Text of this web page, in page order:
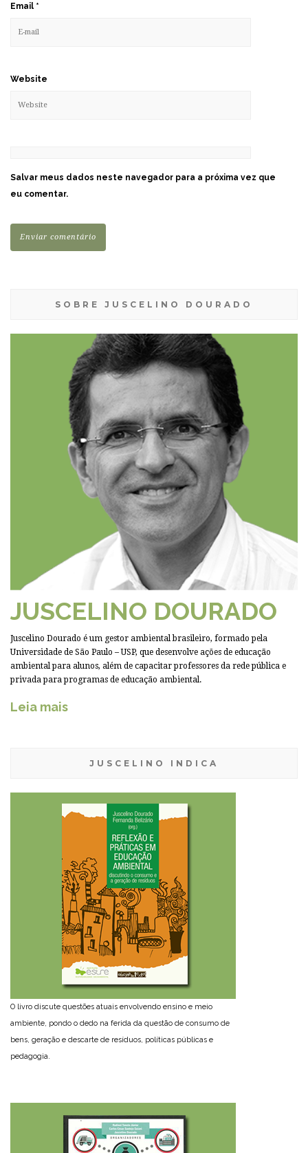
Email *
Website
Salvar meus dados neste navegador para a próxima vez que
eu comentar.
SOBRE JUSCELINO DOURADO
JUSCELINO DOURADO
Juscelino Dourado é um gestor ambiental brasileiro, formado pela
Universidade de São Paulo – USP, que desenvolve ações de educação
ambiental para alunos, além de capacitar professores da rede pública e
privada para programas de educação ambiental.
Leia mais
JUSCELINO INDICA
O livro discute questões atuais envolvendo ensino e meio
ambiente, pondo o dedo na ferida da questão de consumo de
bens, geração e descarte de resíduos, políticas públicas e
pedagogia.